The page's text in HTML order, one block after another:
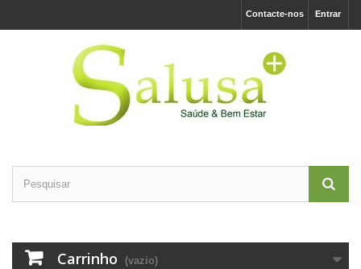
Entrar
Contacte-nos
Carrinho (vazio)